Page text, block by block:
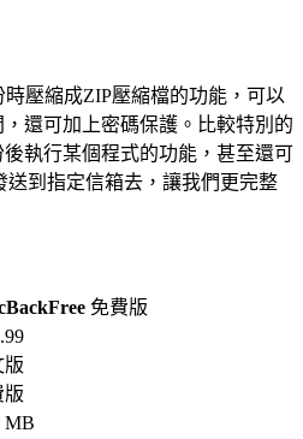
時壓縮成ZIP壓縮檔的功能，可以
還可加上密碼保護。比較特別的
執行某個程式的功能，甚至還可
到指定信箱去，讓我們更完整
免費版
版
版
MB